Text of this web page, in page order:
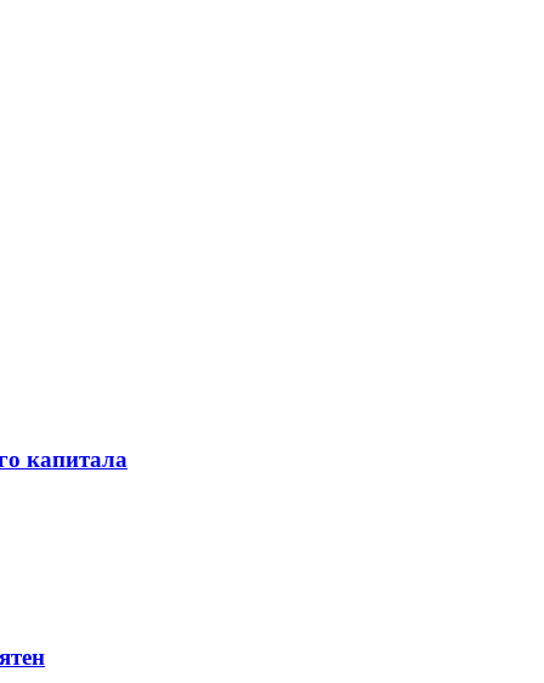
капитала